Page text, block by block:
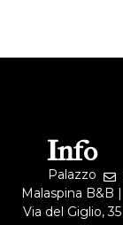
Info
Palazzo
Malaspina B&B |
Via del Giglio, 35